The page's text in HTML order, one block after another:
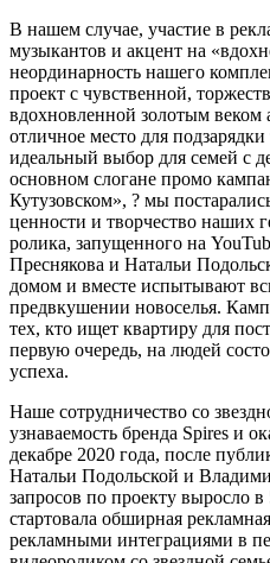
В нашем случае, участие в
музыкантов и акцент на
неординарность нашего
проект с чувственной,
вдохновленной золотым веком
отличное место для
идеальный выбор для семей с
основном слогане промо
Кутузовском», ? мы
ценности и творчество наших
ролика, запущенного на
Преснякова и Натальи
домом и вместе испытывают
предвкушении новоселья.
тех, кто ищет квартиру для
первую очередь, на людей
успеха.
Наше сотрудничество со
узнаваемость бренда Spires и
декабре 2020 года, после
Натальи Подольской и
запросов по проекту выросло в
стартовала обширная
рекламными интеграциями в